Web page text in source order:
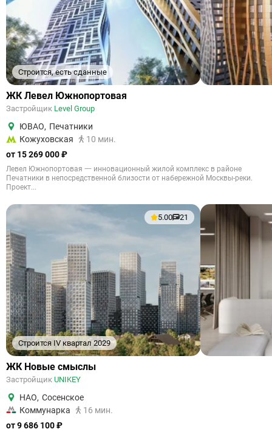
Строится, есть сданные
ЖК Левел Южнопортовая
Застройщик Level Group
ЮВАО, Печатники
Кожуховская
10 мин.
от 15 269 000 ₽
Левел Южнопортовая 一 инновационный жилой комплекс в районе
Печатники в непосредственной близости от набережной Москвы-реки.
Проект...
Строится IV квартал 2029
5.00 21
ЖК Новые смыслы
Застройщик UNIKEY
НАО, Сосенское
Коммунарка
16 мин.
от 9 686 100 ₽